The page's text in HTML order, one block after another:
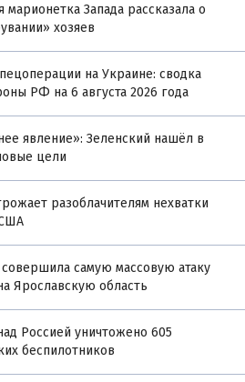
марионетка Запада рассказала о
хозяев
на Украине: сводка
РФ на 6 августа 2026 года
явление»: Зеленский нашёл в
цели
разоблачителям нехватки
самую массовую атаку
Ярославскую область
Россией уничтожено 605
беспилотников